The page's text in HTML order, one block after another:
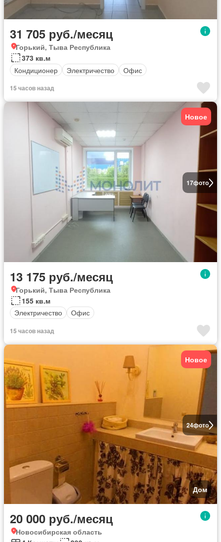
31 705 руб./месяц
Горький, Тыва Республика
373 кв.м
Кондиционер
Электричество Офис
15 часов назад
17фото
Новое
13 175 руб./месяц
Горький, Тыва Республика
155 кв.м
Электричество
Офис
15 часов назад
24фото
Новое
Дом
20 000 руб./месяц
Новосибирская область